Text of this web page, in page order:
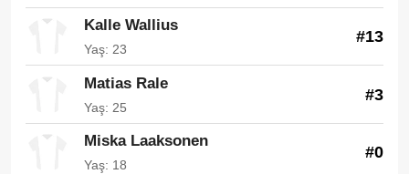
Kalle Wallius
Yaş: 23
#13
Matias Rale
Yaş: 25
#3
Miska Laaksonen
Yaş: 18
#0